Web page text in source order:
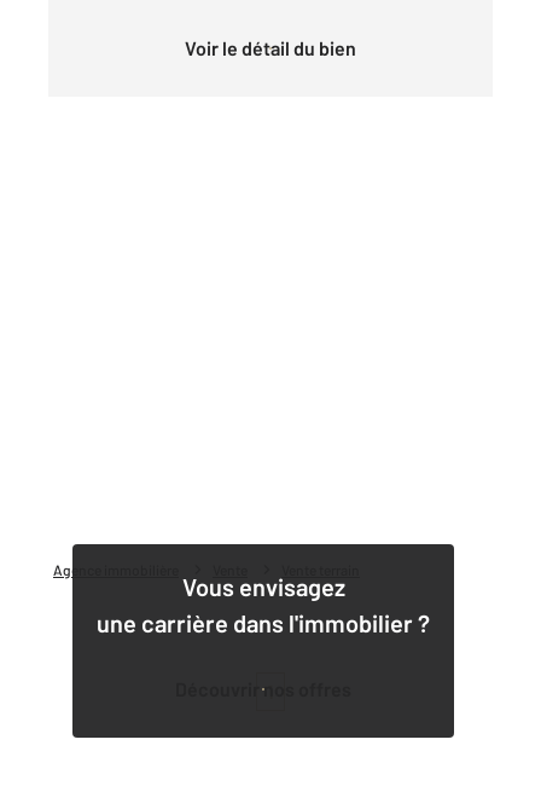
Agence immobilière
Voir le détail du bien
Vous envisagez
une carrière dans l'immobilier ?
Découvrir nos offres